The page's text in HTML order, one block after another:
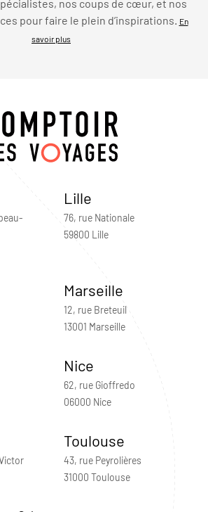
nos coups de cœur, et nos
pour faire le plein d’inspirations. En
savoir plus
Lille
76, rue Nationale
59800 Lille
Marseille
12, rue Breteuil
13001 Marseille
Nice
62, rue Gioffredo
06000 Nice
Toulouse
43, rue Peyrolières
31000 Toulouse